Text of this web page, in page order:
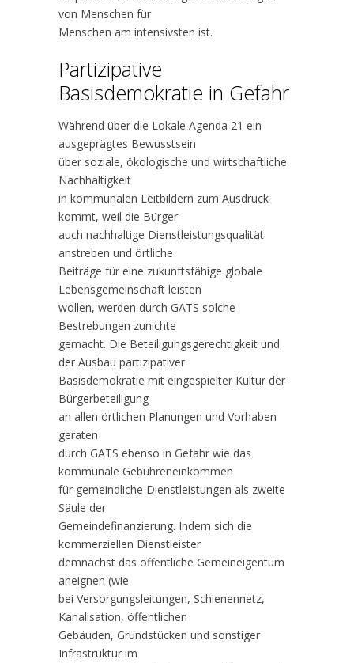
von Menschen für
Menschen am intensivsten ist.
Partizipative
Basisdemokratie in Gefahr
Während über die Lokale Agenda 21 ein
ausgeprägtes Bewusstsein
über soziale, ökologische und wirtschaftliche
Nachhaltigkeit
in kommunalen Leitbildern zum Ausdruck
kommt, weil die Bürger
auch nachhaltige Dienstleistungsqualität
anstreben und örtliche
Beiträge für eine zukunftsfähige globale
Lebensgemeinschaft leisten
wollen, werden durch GATS solche
Bestrebungen zunichte
gemacht. Die Beteiligungsgerechtigkeit und
der Ausbau partizipativer
Basisdemokratie mit eingespielter Kultur der
Bürgerbeteiligung
an allen örtlichen Planungen und Vorhaben
geraten
durch GATS ebenso in Gefahr wie das
kommunale Gebühreneinkommen
für gemeindliche Dienstleistungen als zweite
Säule der
Gemeindefinanzierung. Indem sich die
kommerziellen Dienstleister
demnächst das öffentliche Gemeineigentum
aneignen (wie
bei Versorgungsleitungen, Schienennetz,
Kanalisation, öffentlichen
Gebäuden, Grundstücken und sonstiger
Infrastruktur im